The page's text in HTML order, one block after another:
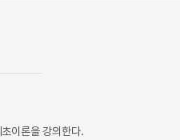
이론을 강의한다.